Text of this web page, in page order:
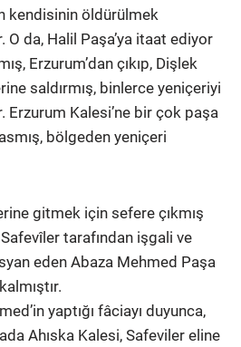
kendisinin öldürülmek
da, Halil Paşa’ya itaat ediyor
Erzurum’dan çıkıp, Dişlek
saldırmış, binlerce yeniçeriyi
Erzurum Kalesi’ne bir çok paşa
bölgeden yeniçeri
gitmek için sefere çıkmış
Safevîler tarafından işgali ve
eden Abaza Mehmed Paşa
yaptığı fâciayı duyunca,
Ahıska Kalesi, Safeviler eline